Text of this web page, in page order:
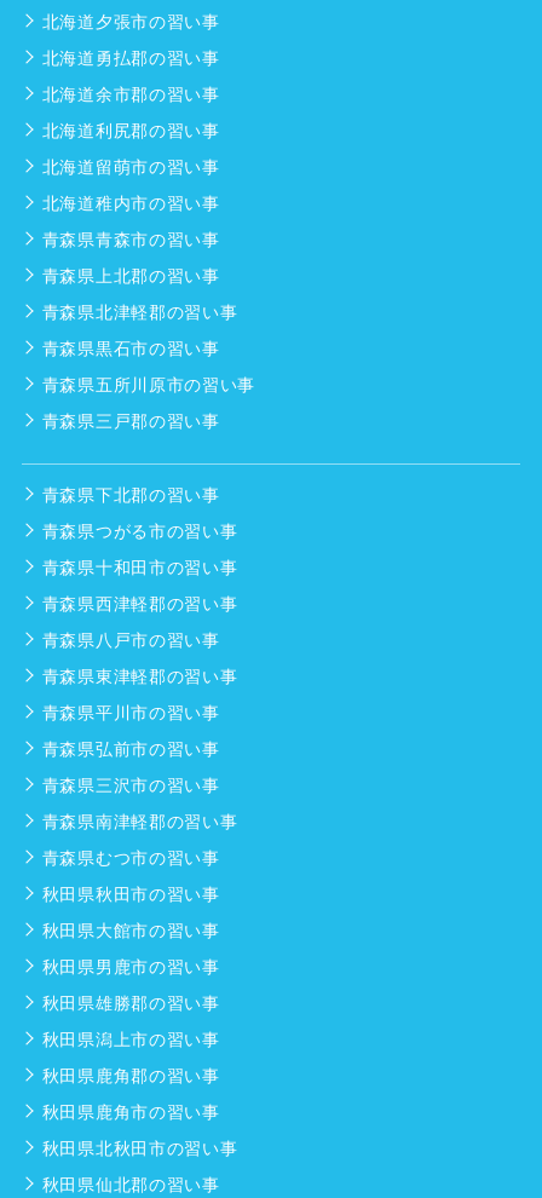
北海道夕張市の習い事
北海道勇払郡の習い事
北海道余市郡の習い事
北海道利尻郡の習い事
北海道留萌市の習い事
北海道稚内市の習い事
青森県青森市の習い事
青森県上北郡の習い事
青森県北津軽郡の習い事
青森県黒石市の習い事
青森県五所川原市の習い事
青森県三戸郡の習い事
青森県下北郡の習い事
青森県つがる市の習い事
青森県十和田市の習い事
青森県西津軽郡の習い事
青森県八戸市の習い事
青森県東津軽郡の習い事
青森県平川市の習い事
青森県弘前市の習い事
青森県三沢市の習い事
青森県南津軽郡の習い事
青森県むつ市の習い事
秋田県秋田市の習い事
秋田県大館市の習い事
秋田県男鹿市の習い事
秋田県雄勝郡の習い事
秋田県潟上市の習い事
秋田県鹿角郡の習い事
秋田県鹿角市の習い事
秋田県北秋田市の習い事
秋田県仙北郡の習い事